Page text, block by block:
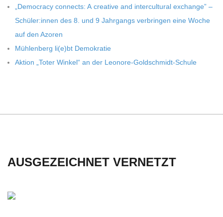
„Demo­cracy con­nects: A crea­tive and inter­cul­tu­ral exch­ange” –
Schüler:innen des 8. und 9 Jahr­gangs ver­brin­gen eine Woche
auf den Azoren
Müh­len­berg li(e)bt Demokratie
Aktion „Toter Win­kel“ an der Leonore-Goldschmidt-Schule
AUSGEZEICHNET VERNETZT